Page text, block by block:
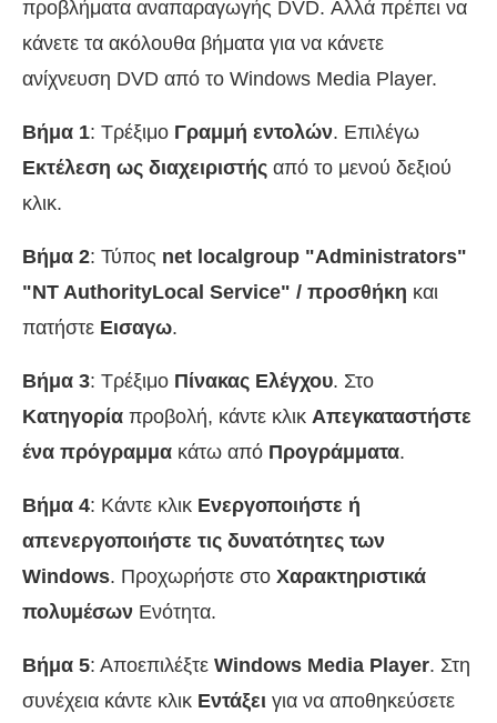
προβλήματα αναπαραγωγής DVD. Αλλά πρέπει να
κάνετε τα ακόλουθα βήματα για να κάνετε
ανίχνευση DVD από το Windows Media Player.
Βήμα 1: Τρέξιμο Γραμμή εντολών. Επιλέγω
Εκτέλεση ως διαχειριστής από το μενού δεξιού
κλικ.
Βήμα 2: Τύπος net localgroup "Administrators"
"NT AuthorityLocal Service" / προσθήκη και
πατήστε Εισαγω.
Βήμα 3: Τρέξιμο Πίνακας Ελέγχου. Στο
Κατηγορία προβολή, κάντε κλικ Απεγκαταστήστε
ένα πρόγραμμα κάτω από Προγράμματα.
Βήμα 4: Κάντε κλικ Ενεργοποιήστε ή
απενεργοποιήστε τις δυνατότητες των
Windows. Προχωρήστε στο Χαρακτηριστικά
πολυμέσων Ενότητα.
Βήμα 5: Αποεπιλέξτε Windows Media Player. Στη
συνέχεια κάντε κλικ Εντάξει για να αποθηκεύσετε